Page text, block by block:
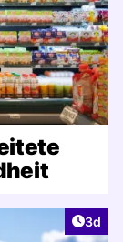
3d